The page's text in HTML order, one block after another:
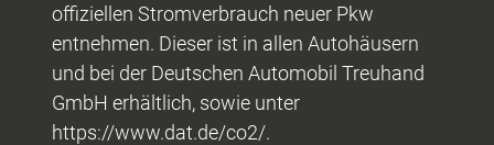
offiziellen Stromverbrauch neuer Pkw
entnehmen. Dieser ist in allen Autohäusern
und bei der Deutschen Automobil Treuhand
GmbH erhältlich, sowie unter
https://www.dat.de/co2/.